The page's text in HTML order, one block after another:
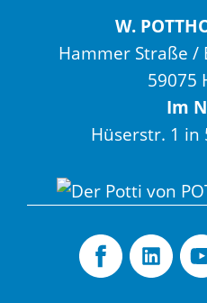
W.
Hammer Straße /
59075
Im
Hüserstr. 1 in